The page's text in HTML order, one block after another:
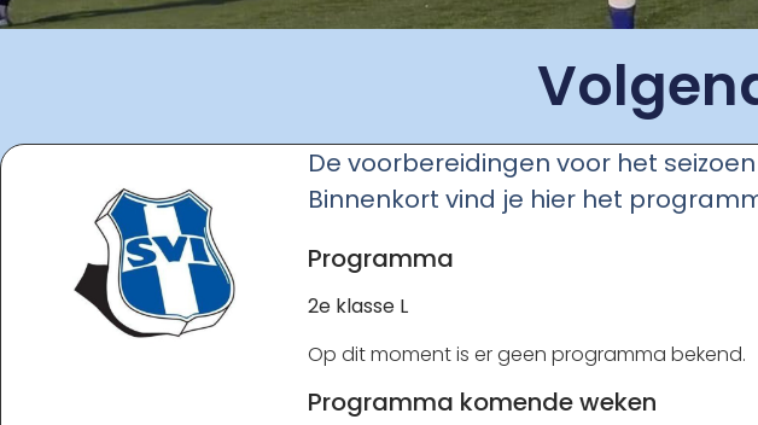
De voorbereidingen voor het
Binnenkort vind je hier het
Programma
2e klasse L
Op dit moment is er geen programma bekend.
Programma komende weken